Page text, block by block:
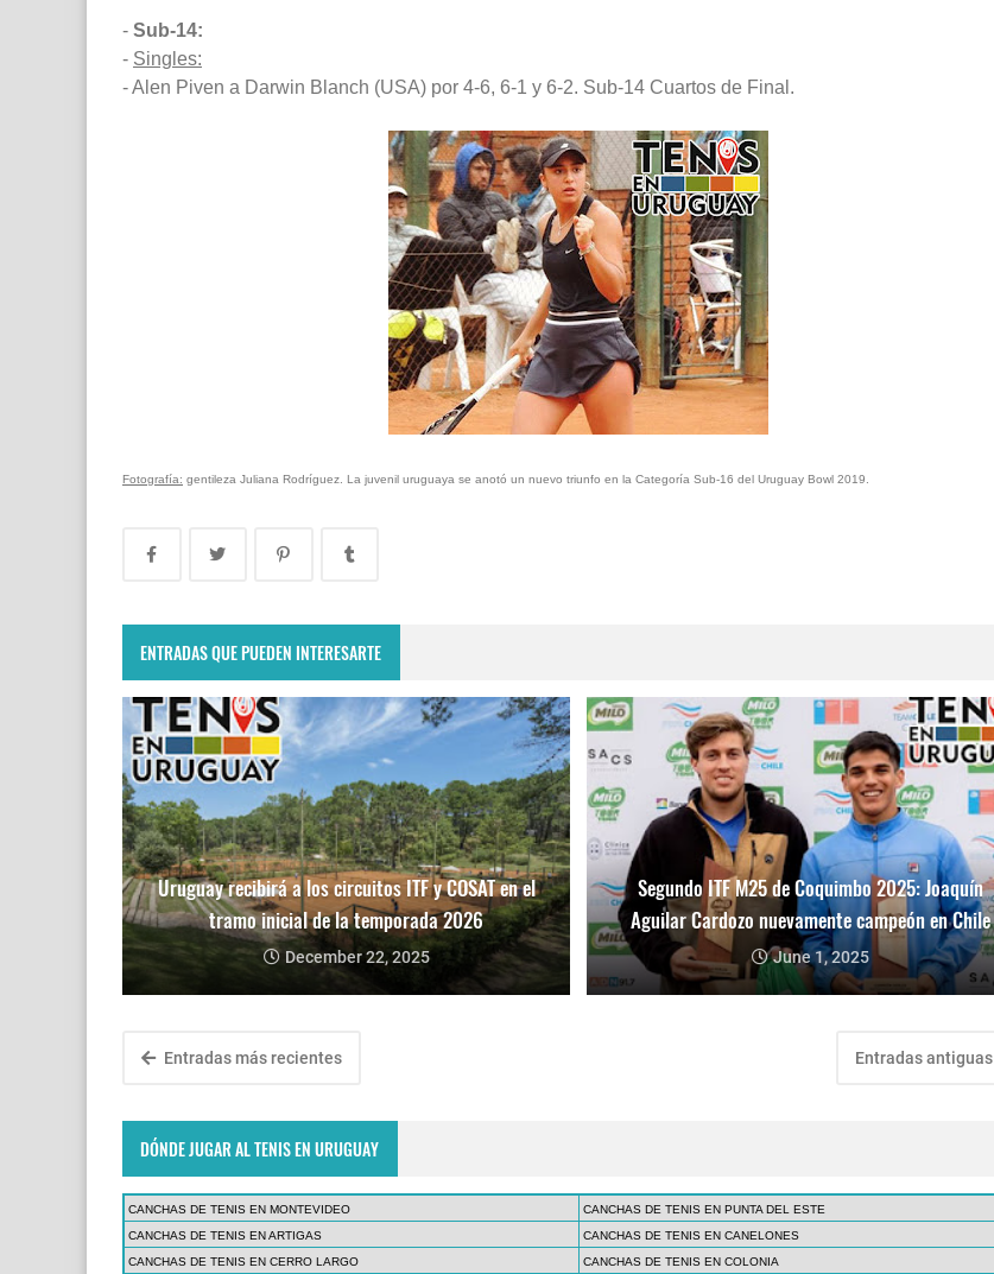
- Sub-14:
- Singles:
- Alen Piven a Darwin Blanch (USA) por 4-6, 6-1 y 6-2. Sub-14 Cuartos de Final.
Fotografía: gentileza Juliana Rodríguez. La juvenil uruguaya se anotó un nuevo triunfo en la Categoría Sub-16 del Uruguay Bowl 2019.
ENTRADAS QUE PUEDEN INTERESARTE
Uruguay recibirá a los circuitos ITF y COSAT en el
tramo inicial de la temporada 2026
December 22, 2025
Segundo ITF M25 de Coquimbo 2025: Joaquín
Aguilar Cardozo nuevamente campeón en Chile
June 1, 2025
Entradas más recientes Entradas antiguas
DÓNDE JUGAR AL TENIS EN URUGUAY
CANCHAS DE TENIS EN MONTEVIDEO
CANCHAS DE TENIS EN PUNTA DEL ESTE
CANCHAS DE TENIS EN ARTIGAS
CANCHAS DE TENIS EN CANELONES
CANCHAS DE TENIS EN CERRO LARGO
CANCHAS DE TENIS EN COLONIA